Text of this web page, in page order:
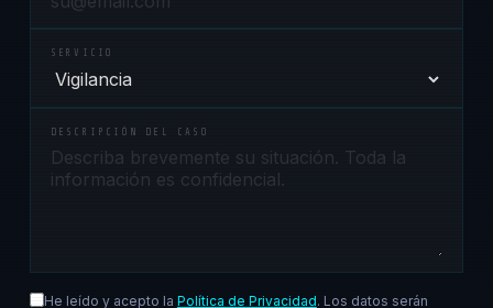
SERVICIO
DESCRIPCIÓN DEL CASO
He leído y acepto la Política de Privacidad. Los datos serán